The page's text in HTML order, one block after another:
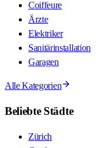
Coiffeure
Ärzte
Elektriker
Sanitärinstallation
Garagen
Alle Kategorien
Beliebte Städte
Zürich